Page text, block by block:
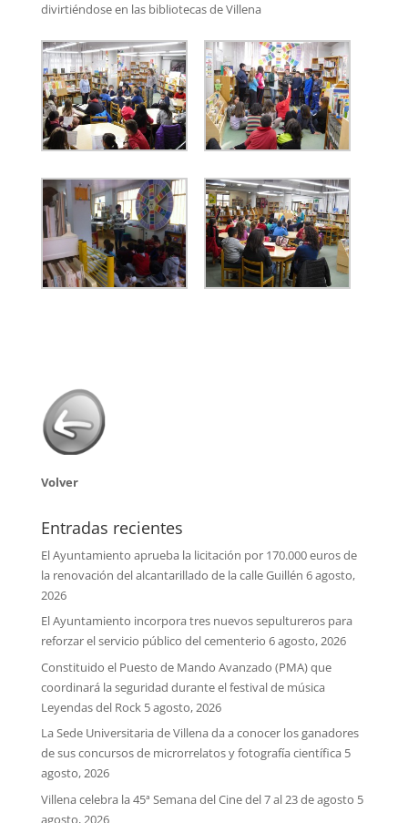
divirtiéndose en las bibliotecas de Villena
Volver
Entradas recientes
El Ayuntamiento aprueba la licitación por 170.000 euros de
la renovación del alcantarillado de la calle Guillén 6 agosto,
2026
El Ayuntamiento incorpora tres nuevos sepultureros para
reforzar el servicio público del cementerio 6 agosto, 2026
Constituido el Puesto de Mando Avanzado (PMA) que
coordinará la seguridad durante el festival de música
Leyendas del Rock 5 agosto, 2026
La Sede Universitaria de Villena da a conocer los ganadores
de sus concursos de microrrelatos y fotografía científica 5
agosto, 2026
Villena celebra la 45ª Semana del Cine del 7 al 23 de agosto 5
agosto, 2026